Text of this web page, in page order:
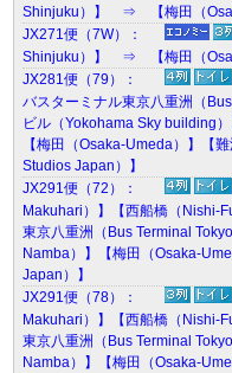
Shinjuku）】 ⇒ 【梅田（
JX271便（7W）：
Shinjuku）】 ⇒ 【梅田（
JX281便（79）：
バスターミナル東京八重洲（
ビル（Yokohama Sky
【梅田（Osaka-Umeda）】【
Studios Japan）】
JX291便（72）：
Makuhari）】【西船橋（Nishi-
東京八重洲（Bus Terminal
Namba）】【梅田（Osaka-
Japan）】
JX291便（78）：
Makuhari）】【西船橋（Nishi-
東京八重洲（Bus Terminal
Namba）】【梅田（Osaka-